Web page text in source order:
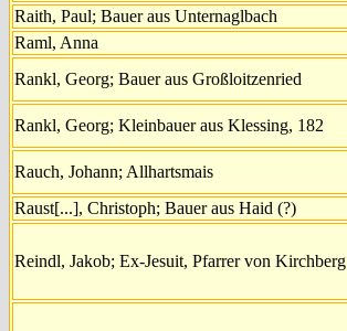
Raith, Paul; Bauer aus Unternaglbach
Raml, Anna
Rankl, Georg; Bauer aus Großloitzenried
Rankl, Georg; Kleinbauer aus Klessing, 182
Rauch, Johann; Allhartsmais
Raust[...], Christoph; Bauer aus Haid (?)
Reindl, Jakob; Ex-Jesuit, Pfarrer von Kirchberg